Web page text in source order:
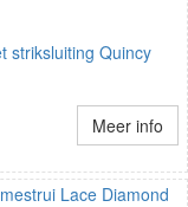
striksluiting Quincy
Meer info